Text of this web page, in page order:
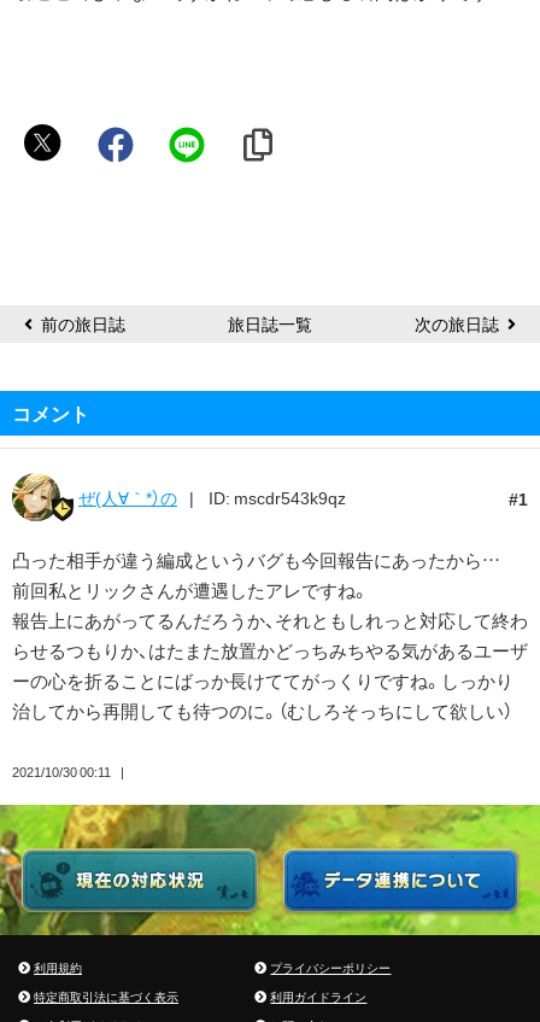
た
前の旅日誌 旅日誌一覧 次の旅日誌
コメント
1
ぜ(人∀｀*）の ID: mscdr543k9qz
凸った相手が違う編成というバグも今回報告にあったから…
前回私とリックさんが遭遇したアレですね。
報告上にあがってるんだろうか、それともしれっと対応して終わ
らせるつもりか、はたまた放置かどっちみちやる気があるユーザ
ーの心を折ることにばっか長けててがっくりですね。しっかり
治してから再開しても待つのに。（むしろそっちにして欲しい）
2021/10/30 00:11
利用規約
プライバシーポリシー
特定商取引法に基づく表示
利用ガイドライン